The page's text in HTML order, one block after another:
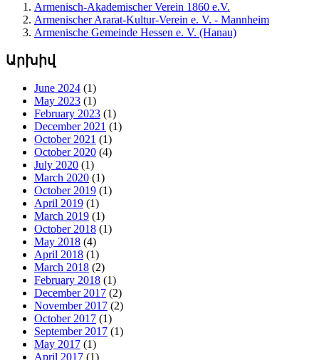
Armenisch-Akademischer Verein 1860 e.V.
Armenischer Ararat-Kultur-Verein e. V. - Mannheim
Armenische Gemeinde Hessen e. V. (Hanau)
Արխիվ
June 2024 (1)
May 2023 (1)
February 2023 (1)
December 2021 (1)
October 2021 (1)
October 2020 (4)
July 2020 (1)
March 2020 (1)
October 2019 (1)
April 2019 (1)
March 2019 (1)
October 2018 (1)
May 2018 (4)
April 2018 (1)
March 2018 (2)
February 2018 (1)
December 2017 (2)
November 2017 (2)
October 2017 (1)
September 2017 (1)
May 2017 (1)
April 2017 (1)